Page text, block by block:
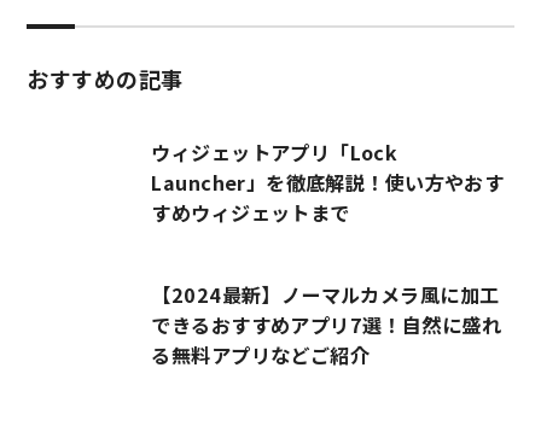
おすすめの記事
ウィジェットアプリ「Lock
Launcher」を徹底解説！使い方やおす
すめウィジェットまで
【2024最新】ノーマルカメラ風に加工
できるおすすめアプリ7選！自然に盛れ
る無料アプリなどご紹介